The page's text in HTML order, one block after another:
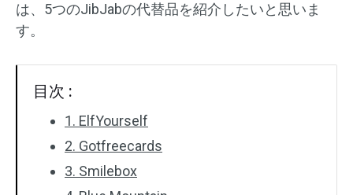
は、5つのJibJabの代替品を紹介したいと思いま
す。
目次 :
1. ElfYourself
2. Gotfreecards
3. Smilebox